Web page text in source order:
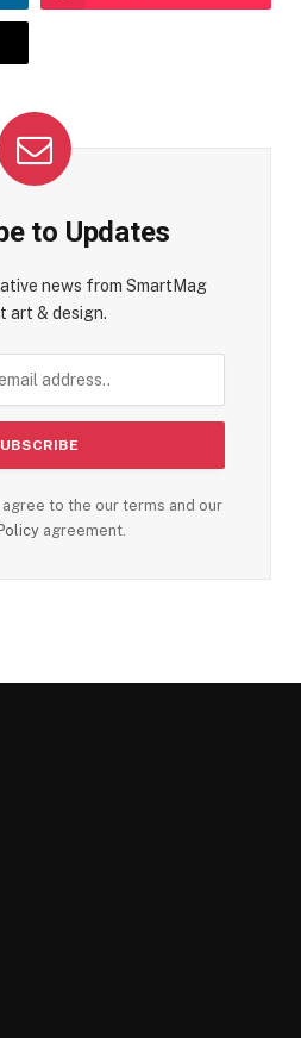
to Updates
news from SmartMag
art & design.
agree to the our terms and our
agreement.